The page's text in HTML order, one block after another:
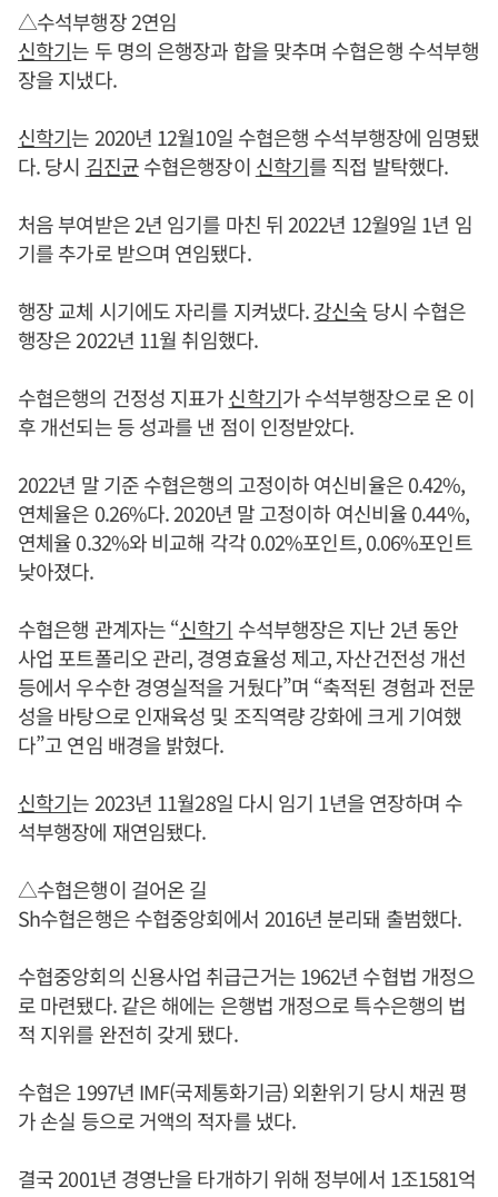
△수석부행장 2연임
신학기는 두 명의 은행장과 합을 맞추며 수협은행 수석부행
장을 지냈다.
신학기는 2020년 12월10일 수협은행 수석부행장에 임명됐
다. 당시 김진균수협은행장이 신학기를 직접 발탁했다.
처음 부여받은 2년 임기를 마친 뒤 2022년 12월9일 1년 임
기를 추가로 받으며 연임됐다.
행장 교체 시기에도 자리를 지켜냈다.강신숙 당시 수협은
행장은 2022년 11월 취임했다.
수협은행의 건정성 지표가신학기가 수석부행장으로 온 이
후 개선되는 등 성과를 낸 점이 인정받았다.
2022년 말 기준 수협은행의 고정이하 여신비율은 0.42%,
연체율은 0.26%다. 2020년 말 고정이하 여신비율 0.44%,
연체율 0.32%와 비교해 각각 0.02%포인트, 0.06%포인트
낮아졌다.
수협은행 관계자는 “신학기 수석부행장은 지난 2년 동안
사업 포트폴리오 관리, 경영효율성 제고, 자산건전성 개선
등에서 우수한 경영실적을 거뒀다”며 “축적된 경험과 전문
성을 바탕으로 인재육성 및 조직역량 강화에 크게 기여했
다”고 연임 배경을 밝혔다.
신학기는 2023년 11월28일 다시 임기 1년을 연장하며 수
석부행장에 재연임됐다.
△수협은행이 걸어온 길
Sh수협은행은 수협중앙회에서 2016년 분리돼 출범했다.
수협중앙회의 신용사업 취급근거는 1962년 수협법 개정으
로 마련됐다. 같은 해에는 은행법 개정으로 특수은행의 법
적 지위를 완전히 갖게 됐다.
수협은 1997년 IMF(국제통화기금) 외환위기 당시 채권 평
가 손실 등으로 거액의 적자를 냈다.
결국 2001년 경영난을 타개하기 위해 정부에서 1조1581억